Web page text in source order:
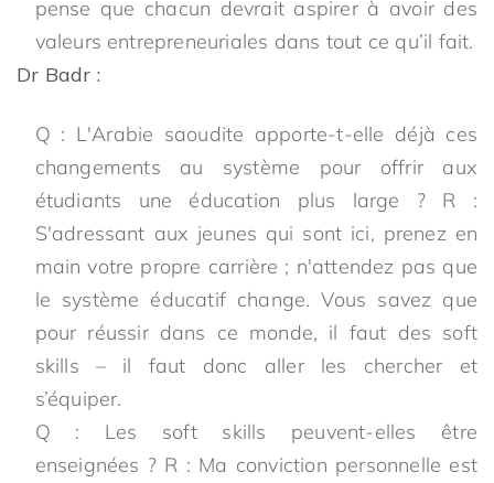
pense que chacun devrait aspirer à avoir des
valeurs entrepreneuriales dans tout ce qu’il fait.
Dr Badr :
Q : L'Arabie saoudite apporte-t-elle déjà ces
changements au système pour offrir aux
étudiants une éducation plus large ? R :
S'adressant aux jeunes qui sont ici, prenez en
main votre propre carrière ; n'attendez pas que
le système éducatif change. Vous savez que
pour réussir dans ce monde, il faut des soft
skills – il faut donc aller les chercher et
s’équiper.
Q : Les soft skills peuvent-elles être
enseignées ? R : Ma conviction personnelle est